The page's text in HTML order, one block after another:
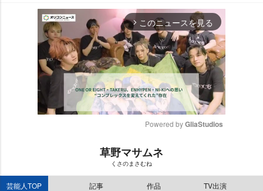
arrow_forward_ios このニュースを見る
Powered by GliaStudios
草野マサムネ
くさのまさむね
芸能人TOP 記事 作品 TV出演